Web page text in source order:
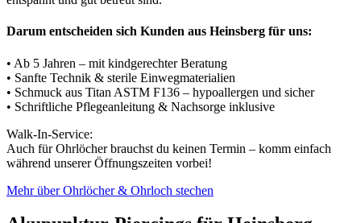
Darum entscheiden sich Kunden aus Heinsberg für uns:
• Ab 5 Jahren – mit kindgerechter Beratung
• Sanfte Technik & sterile Einwegmaterialien
• Schmuck aus Titan ASTM F136 – hypoallergen und sicher
• Schriftliche Pflegeanleitung & Nachsorge inklusive
Walk-In-Service:
Auch für Ohrlöcher brauchst du keinen Termin – komm einfach
während unserer Öffnungszeiten vorbei!
Mehr über Ohrlöcher & Ohrloch stechen